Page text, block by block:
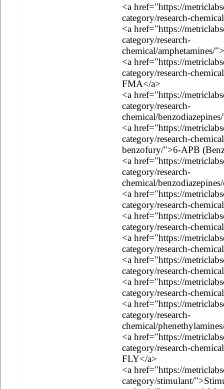
<a href="https://
category/research-
<a href="https://
category/research-
chemical/amphetamines/
<a href="https://
category/research-
FMA</a>
<a href="https://
category/research-
chemical/
<a href="https://
category/research-
benzofury/">6-APB
<a href="https://
category/research-
chemical/
<a href="https://
category/research-
<a href="https://
category/research-
<a href="https://
category/research-
<a href="https://
category/research-
<a href="https://
category/research-
<a href="https://
category/research-
chemical/
<a href="https://
category/research-
FLY</a>
<a href="https://
category/stimulant/